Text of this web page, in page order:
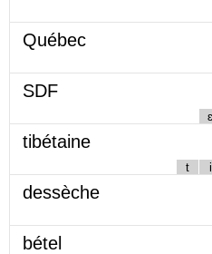
Québec
SDF
ɛ
tibétaine
t i
dessèche
bétel